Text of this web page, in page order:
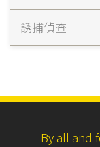
誘捕偵查
By all and